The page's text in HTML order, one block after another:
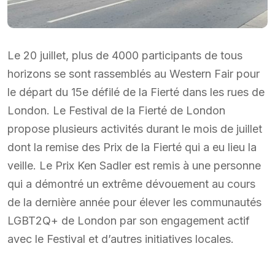
Le 20 juillet, plus de 4000 participants de tous
horizons se sont rassemblés au Western Fair pour
le départ du 15e défilé de la Fierté dans les rues de
London. Le Festival de la Fierté de London
propose plusieurs activités durant le mois de juillet
dont la remise des Prix de la Fierté qui a eu lieu la
veille. Le Prix Ken Sadler est remis à une personne
qui a démontré un extrême dévouement au cours
de la dernière année pour élever les communautés
LGBT2Q+ de London par son engagement actif
avec le Festival et d’autres initiatives locales.